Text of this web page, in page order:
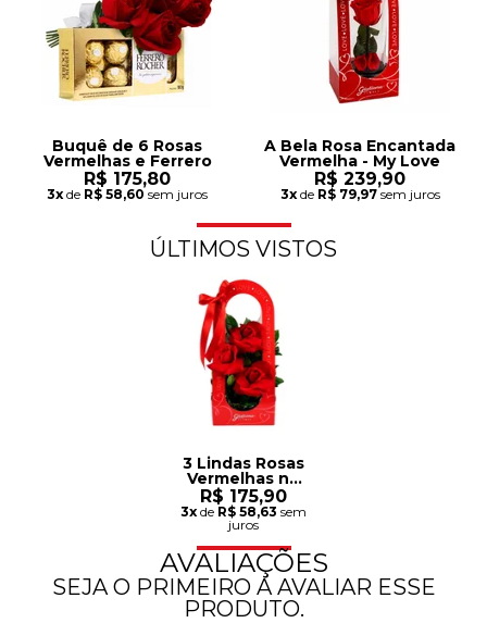
Buquê de 6 Rosas
Vermelhas e Ferrero
R$ 175,80
3x de R$ 58,60sem juros
A Bela Rosa Encantada
Vermelha - My Love
R$ 239,90
3xde R$ 79,97sem juros
ÚLTIMOS VISTOS
3 Lindas Rosas
Vermelhas na
Bag Love
R$ 175,90
3xde R$ 58,63 sem
juros
AVALIAÇÕES
SEJA O PRIMEIRO A AVALIAR ESSE
PRODUTO.